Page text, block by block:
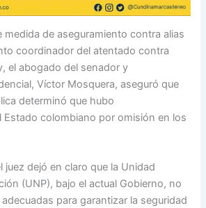
medida de aseguramiento contra alias
coordinador del atentado contra
el abogado del senador y
Víctor Mosquera, aseguró que
determinó que hubo
Estado colombiano por omisión en los
juez dejó en claro que la Unidad
(UNP), bajo el actual Gobierno, no
para garantizar la seguridad